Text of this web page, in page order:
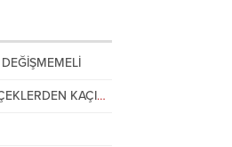
ATATÜRKÇÜ
KAÇIŞ MI?